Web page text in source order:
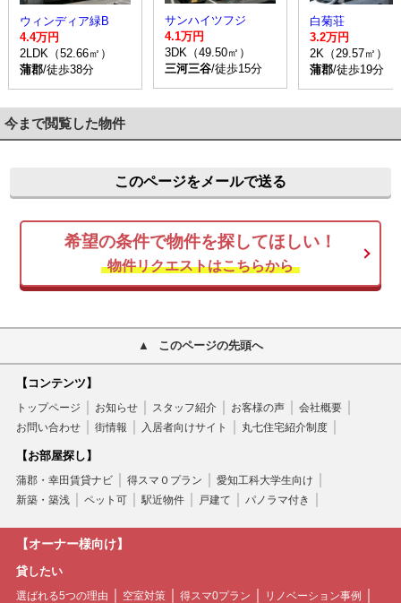
ウィンディア緑B
4.4万円
2LDK（52.66㎡）
蒲郡/徒歩38分
サンハイツフジ
4.1万円
3DK（49.50㎡）
三河三谷/徒歩15分
白菊荘
3.2万円
2K（29.57㎡）
蒲郡/徒歩19分
今まで閲覧した物件
このページをメールで送る
希望の条件で物件を探してほしい！
物件リクエストはこちらから
このページの先頭へ
【コンテンツ】
トップページ お知らせ スタッフ紹介 お客様の声
会社概要
お問い合わせ
街情報 入居者向けサイト 丸七住宅紹介制度
【お部屋探し】
蒲郡・幸田賃貸ナビ 得スマ０プラン
愛知工科大学生向け
新築・築浅
ペット可 駅近物件 戸建て パノラマ付き
【オーナー様向け】
貸したい
選ばれる5つの理由 空室対策 得スマ0プラン
リノベーション事例